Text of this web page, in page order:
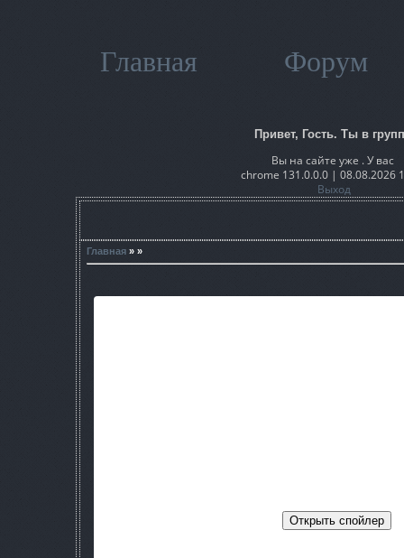
Главная Форум
Привет, Гость. Ты в
Вы на сайте уже . У вас
chrome 131.0.0.0 | 08.08.2026
Выход
Главная » »